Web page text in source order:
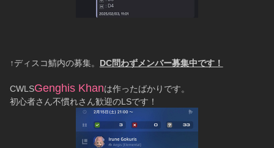
↑ディスコ鯖内の募集。 DC問わずメンバー募集中です！
CWLSGenghis Khanは作ったばかりです。
初心者さん不慣れさん歓迎のLSです！